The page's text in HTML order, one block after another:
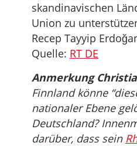
skandinavischen
Union zu
Recep Tayyip
Quelle: RT DE
Anmerkung
Finnland könne
nationaler Ebene
Deutschland?
darüber, dass sein